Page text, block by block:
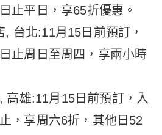
止平日，享65折優惠。
台北:11月15日前預訂，
止周日至周四，享兩小時
高雄:11月15日前預訂，入
，享周六6折，其他日52